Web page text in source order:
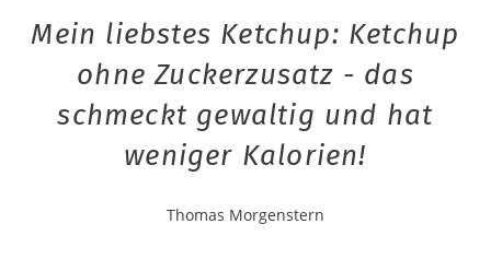
Mein liebstes Ketchup: Ketchup
ohne Zuckerzusatz - das
schmeckt gewaltig und hat
weniger Kalorien!
Thomas Morgenstern